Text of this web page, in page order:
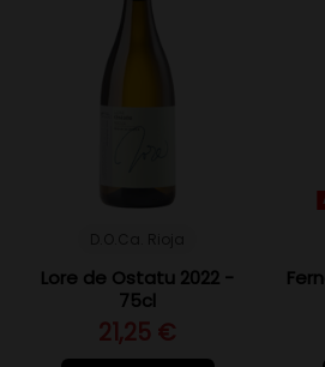
Lore de Ostatu 2022 -
75cl
21,25 €